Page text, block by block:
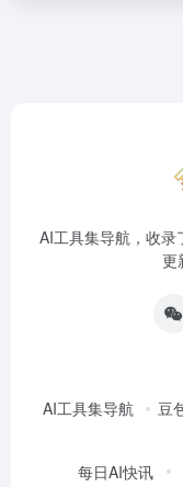
AI工具集导航，收录
更
AI工具集导航 豆
每日AI快讯